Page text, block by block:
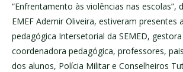
“Enfrentamento às violências nas escolas”,
EMEF Ademir Oliveira, estiveram presentes
pedagógica Intersetorial da SEMED,
coordenadora pedagógica, professores,
dos alunos, Polícia Militar e Conselheiros